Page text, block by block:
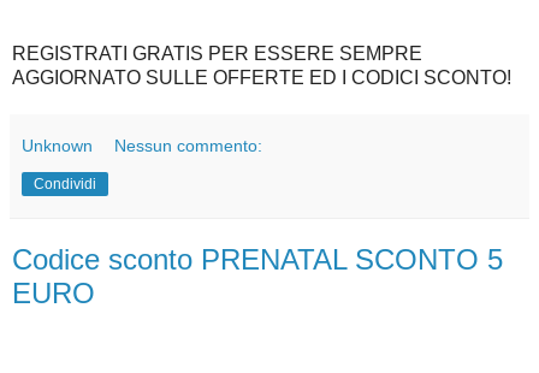
REGISTRATI GRATIS PER ESSERE SEMPRE
AGGIORNATO SULLE OFFERTE ED I CODICI SCONTO!
Unknown Nessun commento:
Condividi
Codice sconto PRENATAL SCONTO 5
EURO